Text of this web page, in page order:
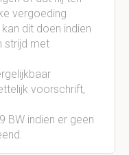
vergoeding
dit doen indien
strijd met
voorschrift,
BW indien er geen